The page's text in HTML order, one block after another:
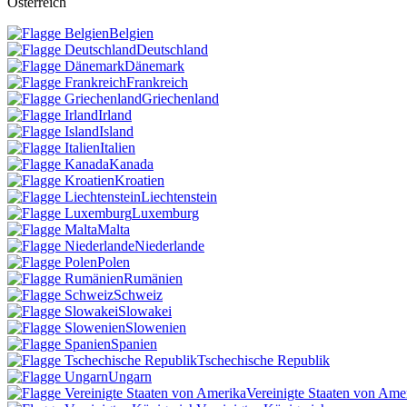
Belgien
Deutschland
Dänemark
Frankreich
Griechenland
Irland
Island
Italien
Kanada
Kroatien
Liechtenstein
Luxemburg
Malta
Niederlande
Polen
Rumänien
Schweiz
Slowakei
Slowenien
Spanien
Tschechische Republik
Ungarn
Vereinigte Staaten von